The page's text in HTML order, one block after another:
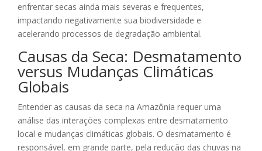
enfrentar secas ainda mais severas e frequentes,
impactando negativamente sua biodiversidade e
acelerando processos de degradação ambiental.
Causas da Seca: Desmatamento
versus Mudanças Climáticas
Globais
Entender as causas da seca na Amazônia requer uma
análise das interações complexas entre desmatamento
local e mudanças climáticas globais. O desmatamento é
responsável, em grande parte, pela redução das chuvas na